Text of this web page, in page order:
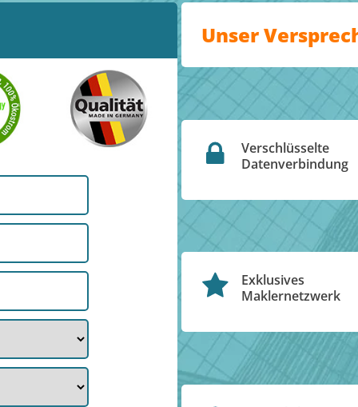
Unser
Verschlüsselte
Datenverbindung
Exklusives
Maklernetzwerk